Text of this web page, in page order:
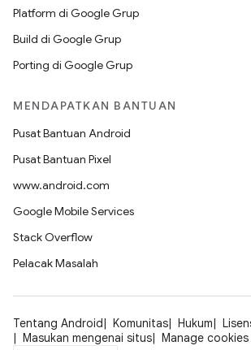
Platform di Google Grup
Build di Google Grup
Porting di Google Grup
MENDAPATKAN BANTUAN
Pusat Bantuan Android
Pusat Bantuan Pixel
www.android.com
Google Mobile Services
Stack Overflow
Pelacak Masalah
Tentang Android Komunitas Hukum
Masukan mengenai situs
Manage cookies